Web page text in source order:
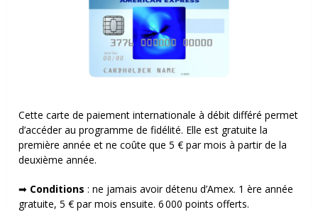
Cette carte de paiement internationale à débit différé permet
d’accéder au programme de fidélité. Elle est gratuite la
première année et ne coûte que 5 € par mois à partir de la
deuxième année.
➡ Conditions : ne jamais avoir détenu d’Amex. 1 ère année
gratuite,5 € par mois ensuite.6 000 points offerts.